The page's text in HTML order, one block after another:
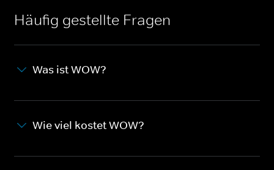
Häufig gestellte Fragen
Was ist WOW?
Wie viel kostet WOW?